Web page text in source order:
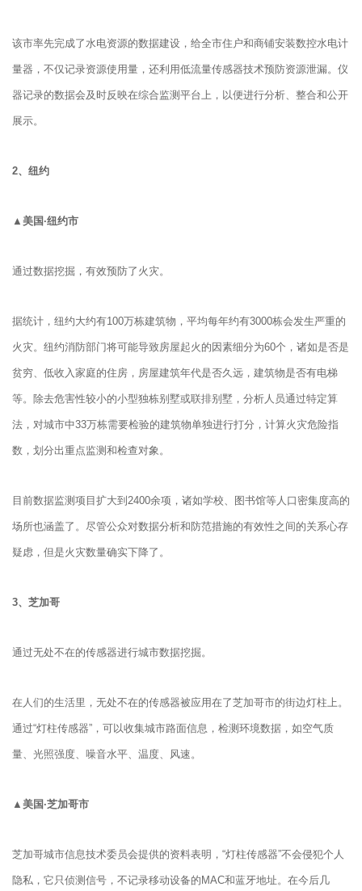
该市率先完成了水电资源的数据建设，给全市住户和商铺安装数控水电计
量器，不仅记录资源使用量，还利用低流量传感器技术预防资源泄漏。仪
器记录的数据会及时反映在综合监测平台上，以便进行分析、整合和公开
展示。
2、 纽约
▲美国·纽约市
通过数据挖掘，有效预防了火灾。
据统计，纽约大约有100万栋建筑物，平均每年约有3000栋会发生严重的
火灾。纽约消防部门将可能导致房屋起火的因素细分为60个，诸如是否是
贫穷、低收入家庭的住房，房屋建筑年代是否久远，建筑物是否有电梯
等。除去危害性较小的小型独栋别墅或联排别墅，分析人员通过特定算
法，对城市中33万栋需要检验的建筑物单独进行打分，计算火灾危险指
数，划分出重点监测和检查对象。
目前数据监测项目扩大到2400余项，诸如学校、图书馆等人口密集度高的
场所也涵盖了。尽管公众对数据分析和防范措施的有效性之间的关系心存
疑虑，但是火灾数量确实下降了。
3、 芝加哥
通过无处不在的传感器进行城市数据挖掘。
在人们的生活里，无处不在的传感器被应用在了芝加哥市的街边灯柱上。
通过“灯柱传感器”，可以收集城市路面信息，检测环境数据，如空气质
量、光照强度、噪音水平、温度、风速。
▲美国·芝加哥市
芝加哥城市信息技术委员会提供的资料表明，“灯柱传感器”不会侵犯个人
隐私，它只侦测信号，不记录移动设备的MAC和蓝牙地址。在今后几